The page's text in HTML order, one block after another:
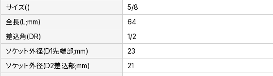
サイズ()
5/8
全長(L;mm)
64
差込角(DR)
1/2
ソケット外径(D1先端部;mm)
23
ソケット外径(D2差込部;mm)
21